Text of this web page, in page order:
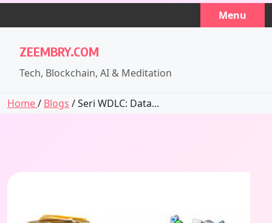
Skip
Menu
ZEEMBRY.COM
Tech, Blockchain, AI & Meditation
Home/ Blogs / Seri WDLC: Data...